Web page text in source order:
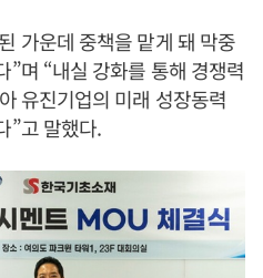
가운데 중책을 맡게 돼 막중
”며 “내실 강화를 통해 경쟁력
유진기업의 미래 성장동력
”고 말했다.